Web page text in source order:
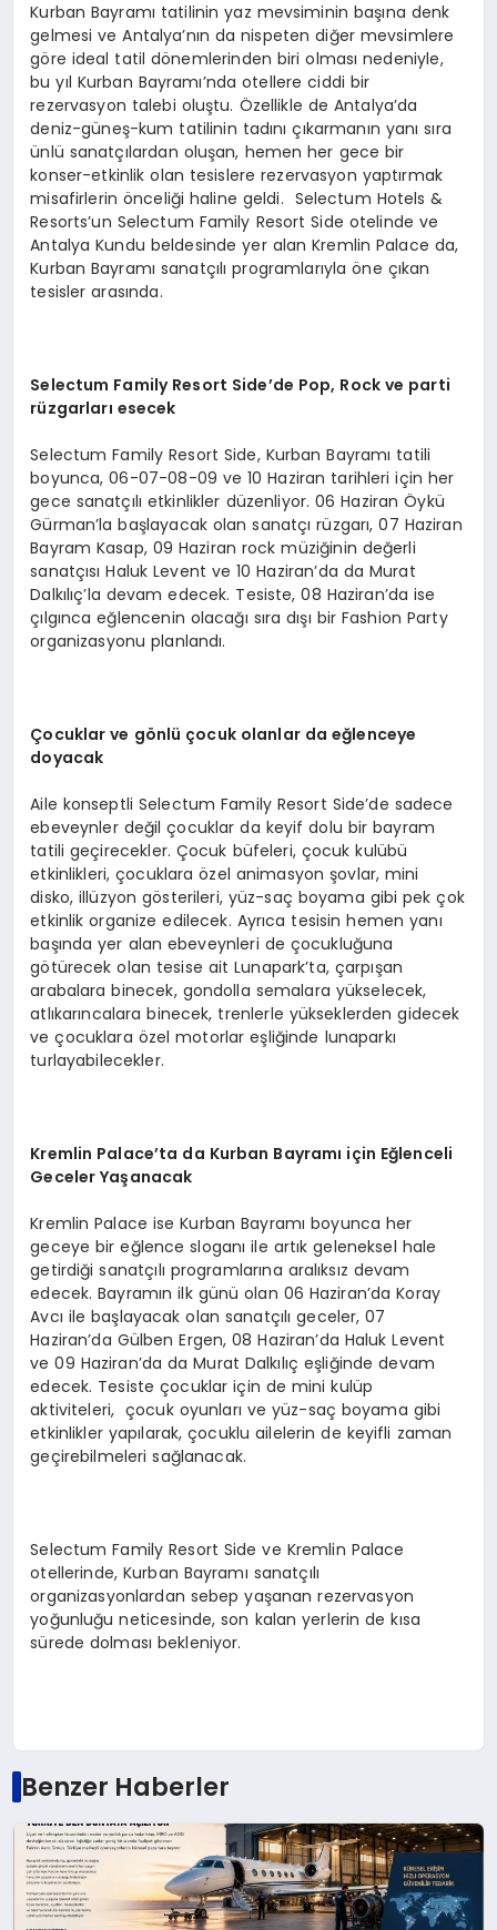
Kurban Bayramı tatilinin yaz mevsiminin başına denk
gelmesi ve Antalya’nın da nispeten diğer mevsimlere
göre ideal tatil dönemlerinden biri olması nedeniyle,
bu yıl Kurban Bayramı’nda otellere ciddi bir
rezervasyon talebi oluştu. Özellikle de Antalya’da
deniz-güneş-kum tatilinin tadını çıkarmanın yanı sıra
ünlü sanatçılardan oluşan, hemen her gece bir
konser-etkinlik olan tesislere rezervasyon yaptırmak
misafirlerin önceliği haline geldi. Selectum Hotels &
Resorts’un Selectum Family Resort Side otelinde ve
Antalya Kundu beldesinde yer alan Kremlin Palace da,
Kurban Bayramı sanatçılı programlarıyla öne çıkan
tesisler arasında.
Selectum Family Resort Side’de Pop, Rock ve parti
rüzgarları esecek
Selectum Family Resort Side, Kurban Bayramı tatili
boyunca, 06-07-08-09 ve 10 Haziran tarihleri için her
gece sanatçılı etkinlikler düzenliyor. 06 Haziran Öykü
Gürman’la başlayacak olan sanatçı rüzgarı, 07 Haziran
Bayram Kasap, 09 Haziran rock müziğinin değerli
sanatçısı Haluk Levent ve 10 Haziran’da da Murat
Dalkılıç’la devam edecek. Tesiste, 08 Haziran’da ise
çılgınca eğlencenin olacağı sıra dışı bir Fashion Party
organizasyonu planlandı.
Çocuklar ve gönlü çocuk olanlar da eğlenceye
doyacak
Aile konseptli Selectum Family Resort Side’de sadece
ebeveynler değil çocuklar da keyif dolu bir bayram
tatili geçirecekler. Çocuk büfeleri, çocuk kulübü
etkinlikleri, çocuklara özel animasyon şovlar, mini
disko, illüzyon gösterileri, yüz-saç boyama gibi pek çok
etkinlik organize edilecek. Ayrıca tesisin hemen yanı
başında yer alan ebeveynleri de çocukluğuna
götürecek olan tesise ait Lunapark’ta, çarpışan
arabalara binecek, gondolla semalara yükselecek,
atlıkarıncalara binecek, trenlerle yükseklerden gidecek
ve çocuklara özel motorlar eşliğinde lunaparkı
turlayabilecekler.
Kremlin Palace’ta da Kurban Bayramı için Eğlenceli
Geceler Yaşanacak
Kremlin Palace ise Kurban Bayramı boyunca her
geceye bir eğlence sloganı ile artık geleneksel hale
getirdiği sanatçılı programlarına aralıksız devam
edecek. Bayramın ilk günü olan 06 Haziran’da Koray
Avcı ile başlayacak olan sanatçılı geceler, 07
Haziran’da Gülben Ergen, 08 Haziran’da Haluk Levent
ve 09 Haziran’da da Murat Dalkılıç eşliğinde devam
edecek. Tesiste çocuklar için de mini kulüp
aktiviteleri, çocuk oyunları ve yüz-saç boyama gibi
etkinlikler yapılarak, çocuklu ailelerin de keyifli zaman
geçirebilmeleri sağlanacak.
Selectum Family Resort Side ve Kremlin Palace
otellerinde, Kurban Bayramı sanatçılı
organizasyonlardan sebep yaşanan rezervasyon
yoğunluğu neticesinde, son kalan yerlerin de kısa
sürede dolması bekleniyor.
Benzer Haberler